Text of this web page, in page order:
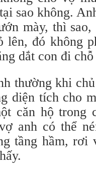
sao không.
mày, thì
lên, đó không
dắt con đi
thường khi
diện tích cho
căn hộ trong
anh có thể
tầng hầm, rơi